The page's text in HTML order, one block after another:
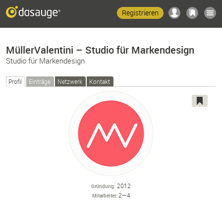
Registrieren
MüllerValentini – Studio für Markendesign
Studio für Markendesign
Profil Einträge Netzwerk Kontakt
Gründung 2012
Mitarbeiter 2—4